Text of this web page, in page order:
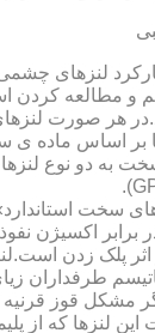
لنزهای
و مطالعه کردن
هر صورت
بر اساس ماده ی
به دو نوع
سخت
برابر اکسیژن
اثر پلک زدن
طرفداران
مشکل قوز قرنیه